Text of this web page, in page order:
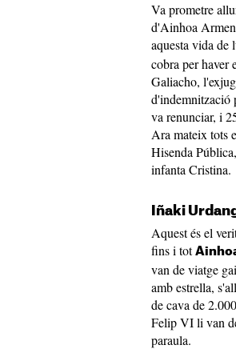
Va prometre
d'Ainhoa
aquesta vida de
cobra per haver
Galiacho,
d'indemnització
va renunciar, i
Ara mateix tots
Hisenda
infanta Cristina.
Iñaki
Aquest és el
fins i tot
van de viatge
amb estrella,
de cava de
Felip VI li van
paraula.